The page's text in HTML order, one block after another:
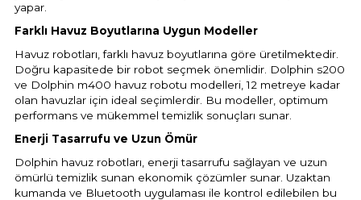
Dezenfeksiyon
Havuz Güvenlik
Kapağı
Havuz Pompa
yapar.
Farklı Havuz Boyutlarına Uygun Modeller
Havuz robotları, farklı havuz boyutlarına göre üretilmektedir.
Doğru kapasitede bir robot seçmek önemlidir. Dolphin s200
ve Dolphin m400 havuz robotu modelleri, 12 metreye kadar
olan havuzlar için ideal seçimlerdir. Bu modeller, optimum
performans ve mükemmel temizlik sonuçları sunar.
Enerji Tasarrufu ve Uzun Ömür
Dolphin havuz robotları, enerji tasarrufu sağlayan ve uzun
ömürlü temizlik sunan ekonomik çözümler sunar. Uzaktan
kumanda ve Bluetooth uygulaması ile kontrol edilebilen bu